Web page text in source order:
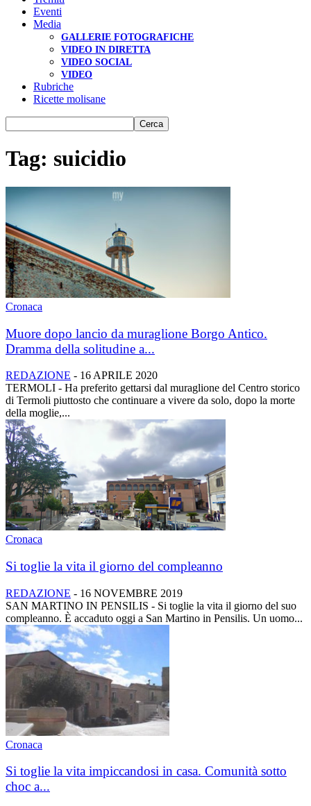
Eventi
Media
GALLERIE FOTOGRAFICHE
VIDEO IN DIRETTA
VIDEO SOCIAL
VIDEO
Rubriche
Ricette molisane
Tag: suicidio
Cronaca
Muore dopo lancio da muraglione Borgo Antico.
Dramma della solitudine a...
REDAZIONE - 16 APRILE 2020
TERMOLI - Ha preferito gettarsi dal muraglione del Centro storico
di Termoli piuttosto che continuare a vivere da solo, dopo la morte
della moglie,...
Cronaca
Si toglie la vita il giorno del compleanno
REDAZIONE - 16 NOVEMBRE 2019
SAN MARTINO IN PENSILIS - Si toglie la vita il giorno del suo
compleanno. È accaduto oggi a San Martino in Pensilis. Un uomo...
Cronaca
Si toglie la vita impiccandosi in casa. Comunità sotto
choc a...